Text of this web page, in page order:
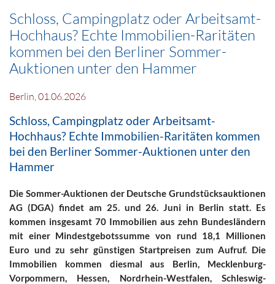
Schloss, Campingplatz oder Arbeitsamt-
Hochhaus? Echte Immobilien-Raritäten
kommen bei den Berliner Sommer-
Auktionen unter den Hammer
Berlin, 01.06.2026
Schloss, Campingplatz oder Arbeitsamt-
Hochhaus? Echte Immobilien-Raritäten kommen
bei den Berliner Sommer-Auktionen unter den
Hammer
Die Sommer-Auktionen der Deutsche Grundstücksauktionen
AG (DGA) findet am 25. und 26. Juni in Berlin statt. Es
kommen insgesamt 70 Immobilien aus zehn Bundesländern
mit einer Mindestgebotssumme von rund 18,1 Millionen
Euro und zu sehr günstigen Startpreisen zum Aufruf. Die
Immobilien kommen diesmal aus Berlin, Mecklenburg-
Vorpommern, Hessen, Nordrhein-Westfalen, Schleswig-